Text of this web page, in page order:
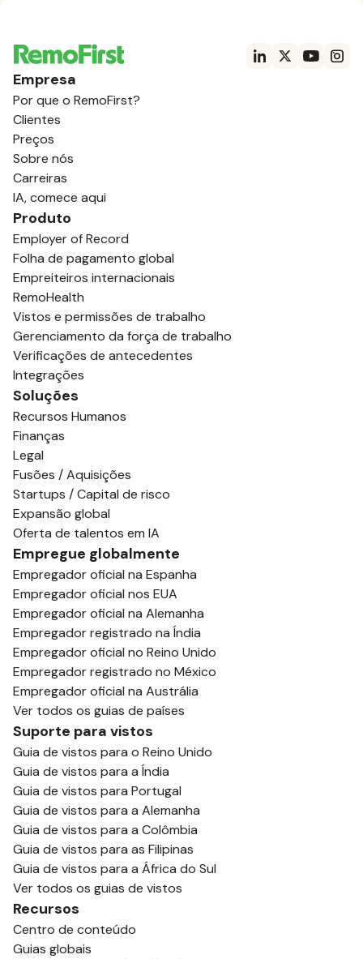
Empresa
Por que o RemoFirst?
Clientes
Preços
Sobre nós
Carreiras
IA, comece aqui
Produto
Employer of Record
Folha de pagamento global
Empreiteiros internacionais
RemoHealth
Vistos e permissões de trabalho
Gerenciamento da força de trabalho
Verificações de antecedentes
Integrações
Soluções
Recursos Humanos
Finanças
Legal
Fusões / Aquisições
Startups / Capital de risco
Expansão global
Oferta de talentos em IA
Empregue globalmente
Empregador oficial na Espanha
Empregador oficial nos EUA
Empregador oficial na Alemanha
Empregador registrado na Índia
Empregador oficial no Reino Unido
Empregador registrado no México
Empregador oficial na Austrália
Ver todos os guias de países
Suporte para vistos
Guia de vistos para o Reino Unido
Guia de vistos para a Índia
Guia de vistos para Portugal
Guia de vistos para a Alemanha
Guia de vistos para a Colômbia
Guia de vistos para as Filipinas
Guia de vistos para a África do Sul
Ver todos os guias de vistos
Recursos
Centro de conteúdo
Guias globais